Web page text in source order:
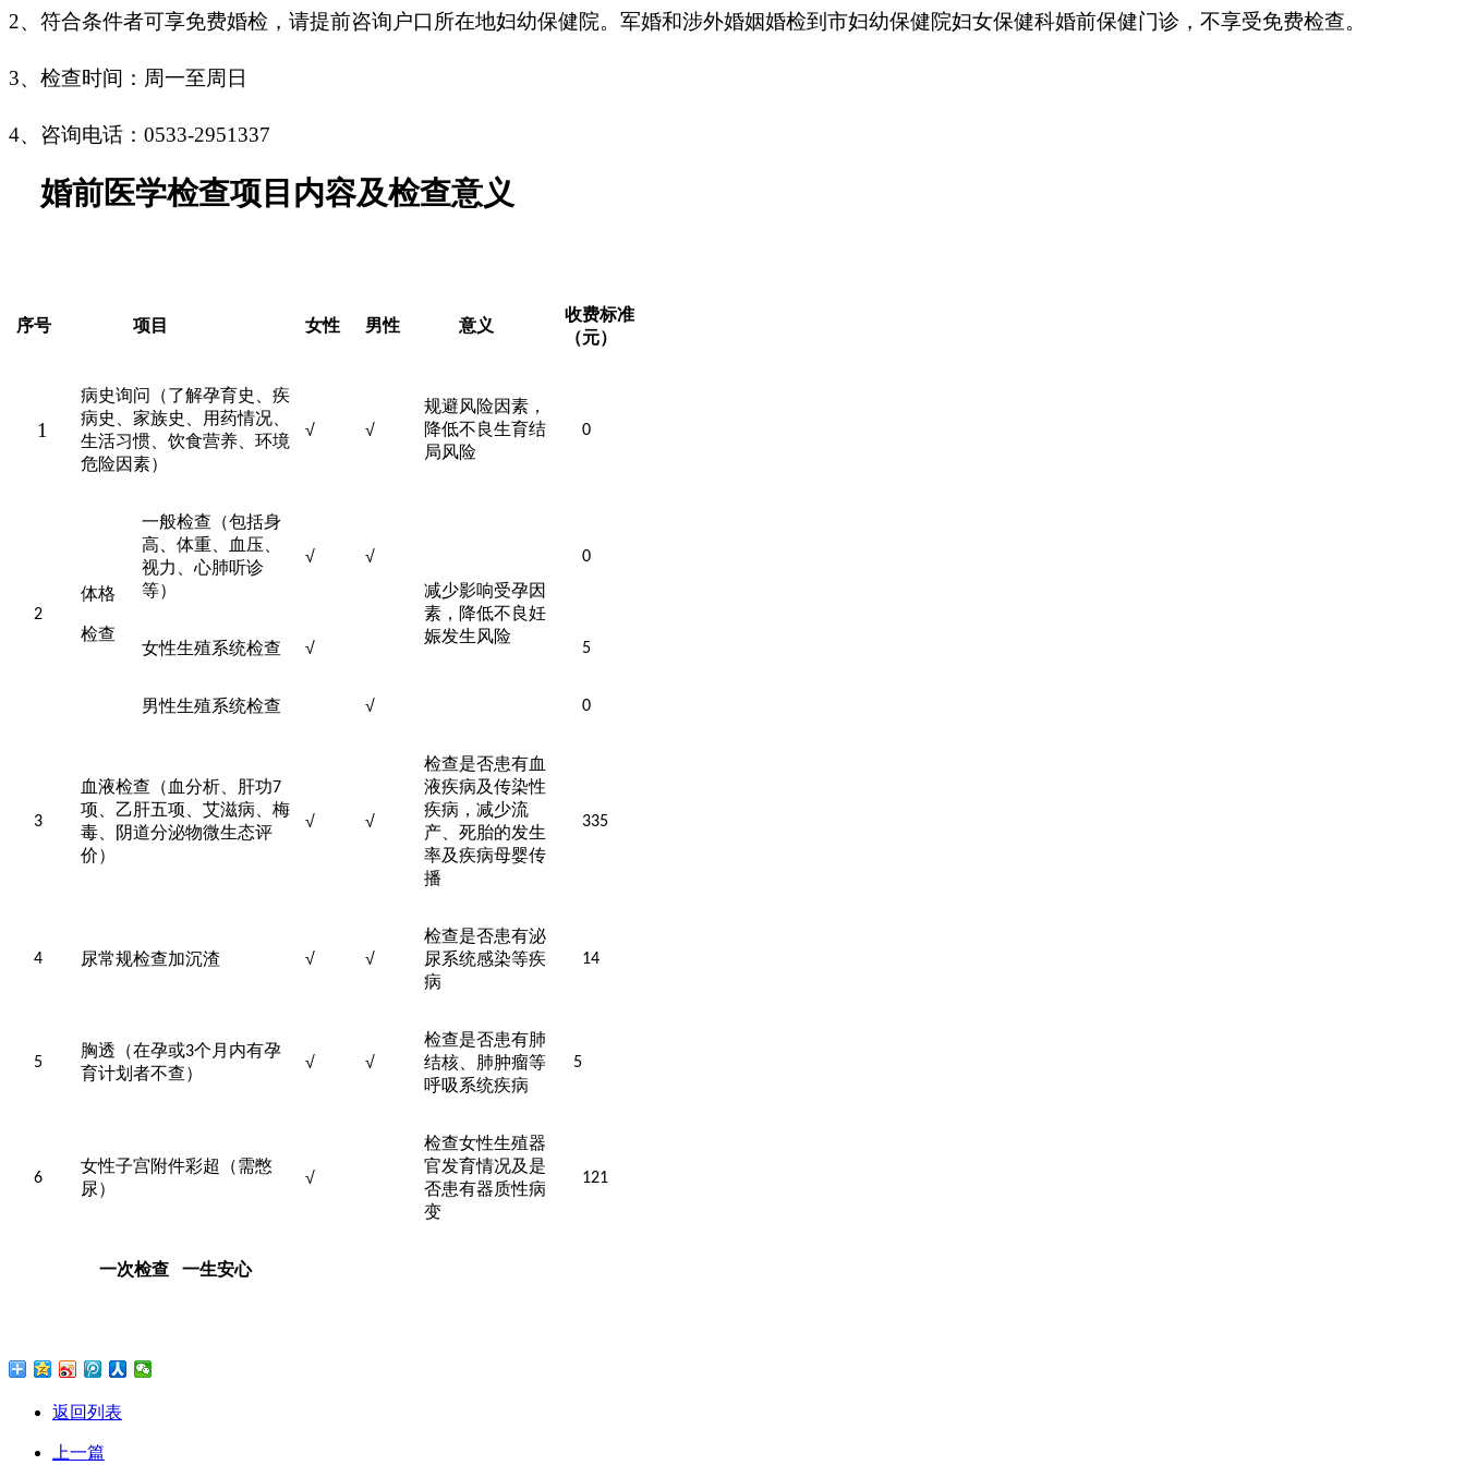
2、 符合条件者可享免费婚检，请提前咨询 户口所在地妇幼保健院。军婚和涉外婚姻婚检到市妇幼保健院妇女保健科婚前保健门诊，不享受免费检查。
3、 检查时间：周一至周 日
4、 咨询电话： 0533-2951337
婚前医学检查项目内容及检查意义
序号 项目 女性 男性 意义
收费标准
（元）
1
病史询问（了解孕育史、疾
病史、家族史、用药情况、
生活习惯、饮食营养、环境
危险因素）
√ √
规避风险因素，
降低不良生育结
局风险
0
2
体格
检查
一般检查（包括身
高、体重、血压、
视力、心肺听诊
等）
√
√
减少影响受孕因
素，降低不良妊
娠发生风险
0
女性生殖系统检查 √ 5
男性生殖系统检查 √ 0
3
血液检查（血分析、肝功7
项 、乙肝五项、艾滋病、梅
毒、阴道分泌物微生态评
价）
√ √
检查是否患有血
液疾病及传染性
疾病，减少流
产、死胎的发生
率及疾病母婴传
播
335
4 尿常规检查加沉渣 √ √
检查是否患有泌
尿系统感染等疾
病
14
5
胸透（在孕或3个月内有孕
育计划者不查）
√ √
检查是否患有肺
结核、肺肿瘤等
呼吸系统疾病
5
6
女性子宫附件彩超（需憋
尿）
√
检查女性生殖器
官发育情况及是
否患有器质性病
变
121
一次检查 一生安心
返回列表
上一篇